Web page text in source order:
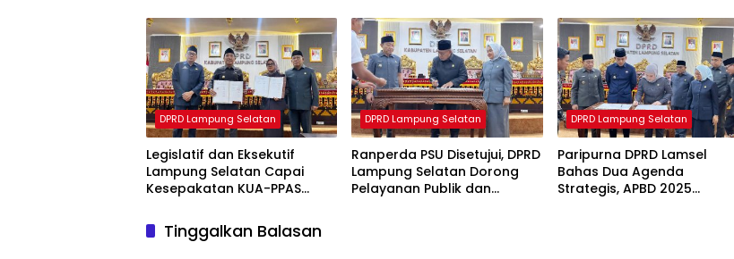
DPRD Lampung Selatan
Legislatif dan Eksekutif
Lampung Selatan Capai
Kesepakatan KUA-PPAS
DPRD Lampung Selatan
Ranperda PSU Disetujui, DPRD
Lampung Selatan Dorong
Pelayanan Publik dan
DPRD Lampung Selatan
Paripurna DPRD Lamsel
Bahas Dua Agenda
Strategis, APBD 2025
Tinggalkan Balasan